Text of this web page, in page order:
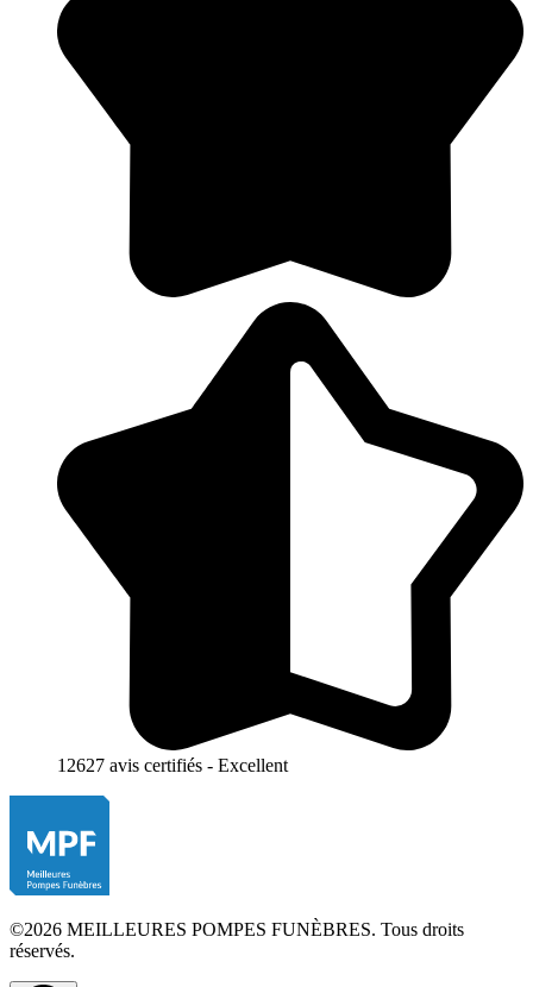
12627 avis certifiés - Excellent
©2026 MEILLEURES POMPES FUNÈBRES. Tous droits
réservés.